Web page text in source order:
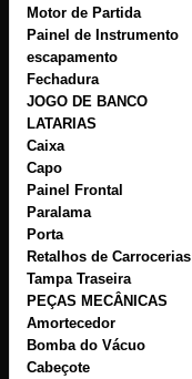
Motor de Partida
Painel de Instrumento
escapamento
Fechadura
JOGO DE BANCO
LATARIAS
Caixa
Capo
Painel Frontal
Paralama
Porta
Retalhos de Carrocerias
Tampa Traseira
PEÇAS MECÂNICAS
Amortecedor
Bomba do Vácuo
Cabeçote